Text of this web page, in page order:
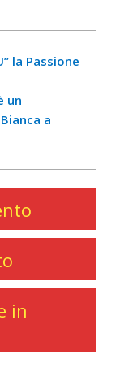
la Passione
un
a
in